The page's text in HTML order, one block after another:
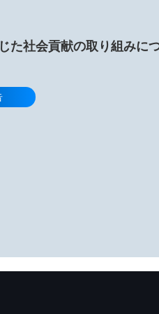
た社会貢献の取り組みに